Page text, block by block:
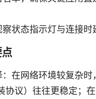
状态指示灯与连接时
在网络环境较复杂时，
协议）往往更稳定；